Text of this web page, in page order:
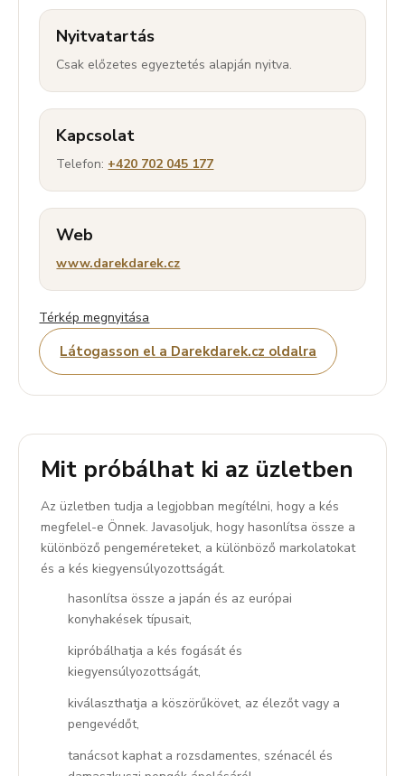
Nyitvatartás
Csak előzetes egyeztetés alapján nyitva.
Kapcsolat
Telefon: +420 702 045 177
Web
www.darekdarek.cz
Térkép megnyitása
Látogasson el a Darekdarek.cz oldalra
Mit próbálhat ki az üzletben
Az üzletben tudja a legjobban megítélni, hogy a kés
megfelel-e Önnek. Javasoljuk, hogy hasonlítsa össze a
különböző pengeméreteket, a különböző markolatokat
és a kés kiegyensúlyozottságát.
hasonlítsa össze a japán és az európai
konyhakések típusait,
kipróbálhatja a kés fogását és
kiegyensúlyozottságát,
kiválaszthatja a köszörűkövet, az élezőt vagy a
pengevédőt,
tanácsot kaphat a rozsdamentes, szénacél és